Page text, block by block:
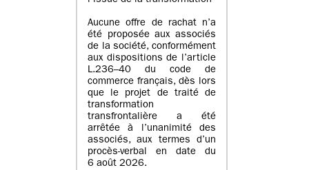
Aucune offre de rachat n’a
été proposée aux associés
de la société, conformément
aux dispositions de l’article
L.236–40 du code de
commerce français, dès lors
que le projet de traité de
transformation
transfrontalière a été
arrêtée à l’unanimité des
associés, aux termes d’un
procès-verbal en date du
6 août 2026.